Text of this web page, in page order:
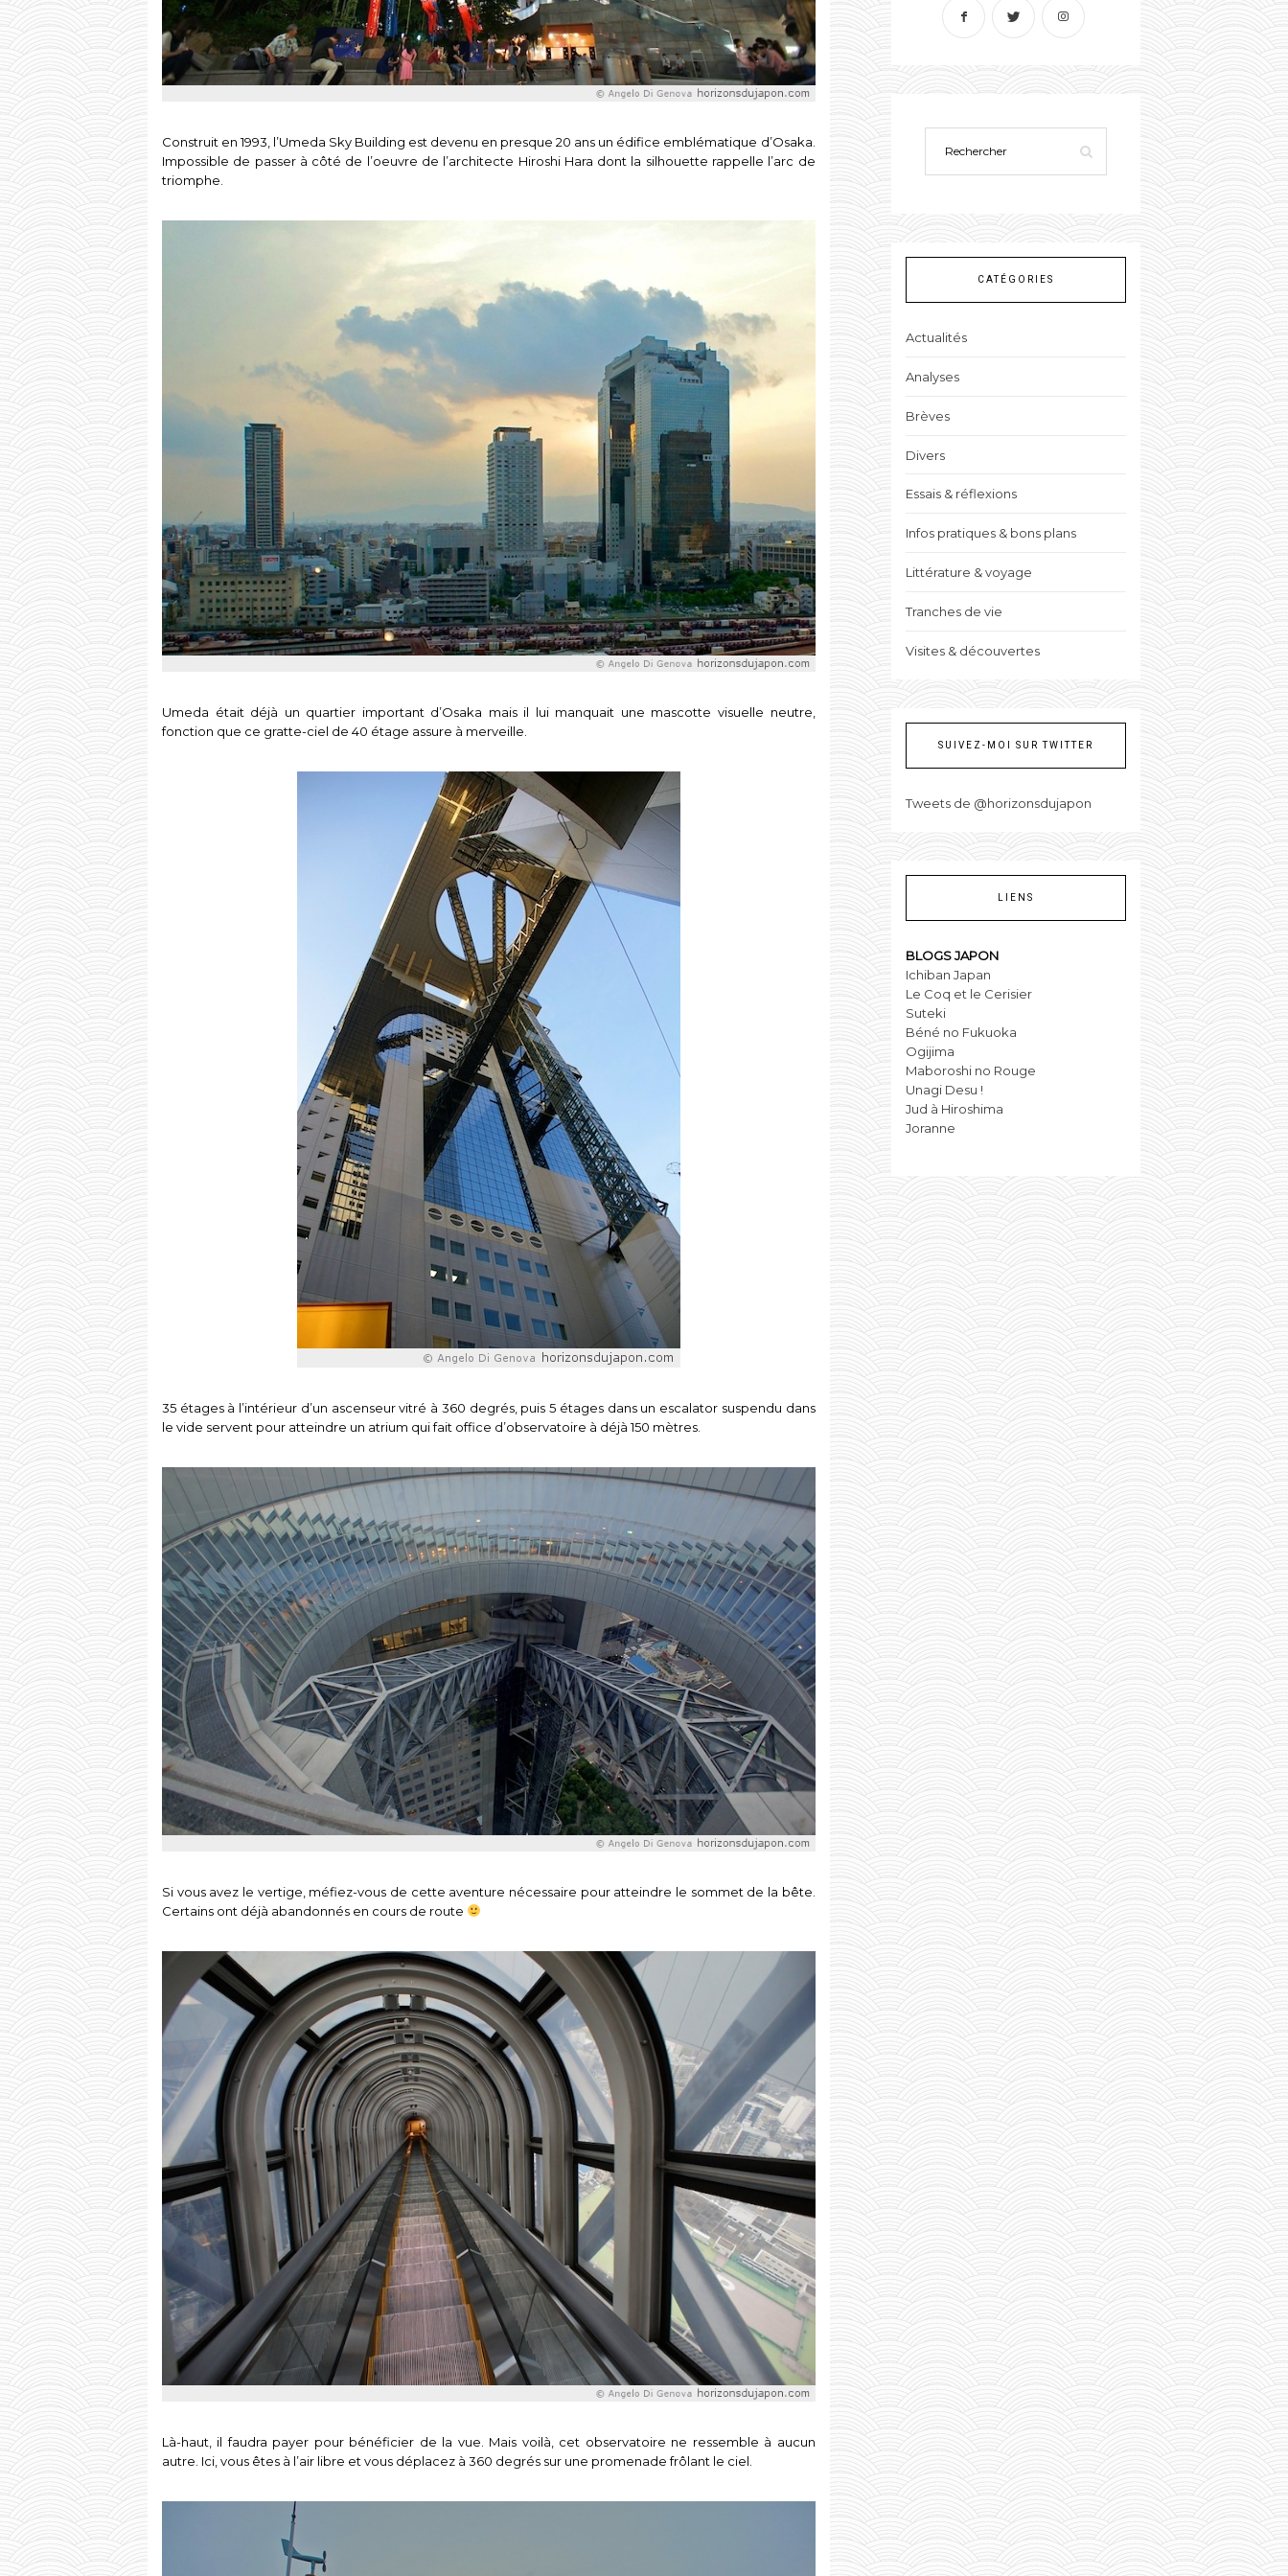
Construit en 1993, l’Umeda Sky Building est devenu en presque 20 ans un édifice emblématique d’Osaka.
Impossible de passer à côté de l’oeuvre de l’architecte Hiroshi Hara dont la silhouette rappelle l’arc de
triomphe.
Umeda était déjà un quartier important d’Osaka mais il lui manquait une mascotte visuelle neutre,
fonction que ce gratte-ciel de 40 étage assure à merveille.
35 étages à l’intérieur d’un ascenseur vitré à 360 degrés, puis 5 étages dans un escalator suspendu dans
le vide servent pour atteindre un atrium qui fait office d’observatoire à déjà 150 mètres.
Si vous avez le vertige, méfiez-vous de cette aventure nécessaire pour atteindre le sommet de la bête.
Certains ont déjà abandonnés en cours de route
Là-haut, il faudra payer pour bénéficier de la vue. Mais voilà, cet observatoire ne ressemble à aucun
autre. Ici, vous êtes à l’air libre et vous déplacez à 360 degrés sur une promenade frôlant le ciel.
CATÉGORIES
Actualités
Analyses
Brèves
Divers
Essais & réflexions
Infos pratiques & bons plans
Littérature & voyage
Tranches de vie
Visites & découvertes
SUIVEZ-MOI SUR TWITTER
Tweets de @horizonsdujapon
LIENS
BLOGS JAPON
Ichiban Japan
Le Coq et le Cerisier
Suteki
Béné no Fukuoka
Ogijima
Maboroshi no Rouge
Unagi Desu !
Jud à Hiroshima
Joranne